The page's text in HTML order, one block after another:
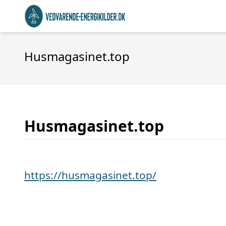
Husmagasinet.top
Husmagasinet.top
https://husmagasinet.top/